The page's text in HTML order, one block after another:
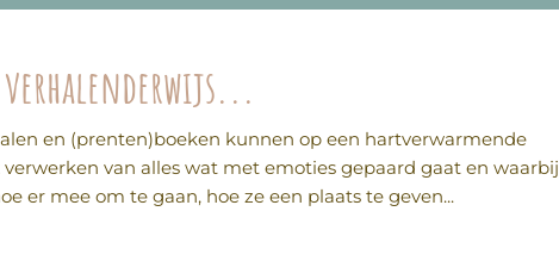
en (prenten)boeken kunnen op een hartverwarmende
van alles wat met emoties gepaard gaat en waarbij
er mee om te gaan, hoe ze een plaats te geven...